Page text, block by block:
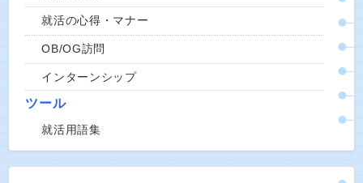
就活の心得・マナー
OB/OG訪問
インターンシップ
ツール
就活用語集